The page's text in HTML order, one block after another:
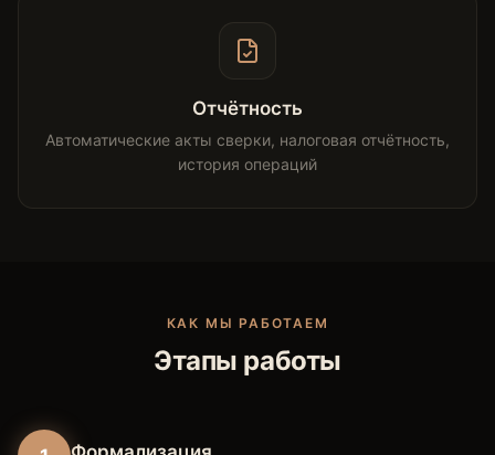
Отчётность
Автоматические акты сверки, налоговая отчётность,
история операций
КАК МЫ РАБОТАЕМ
Этапы работы